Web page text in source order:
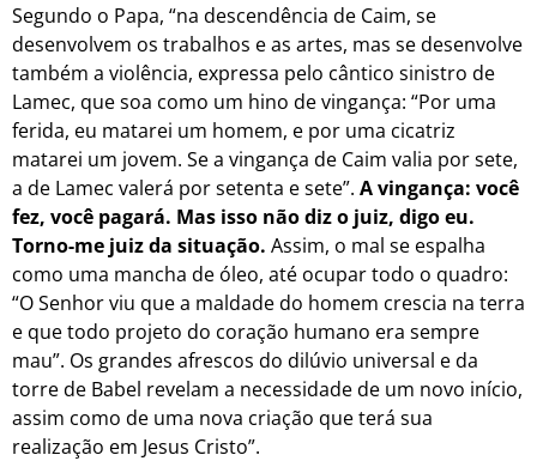
Segundo o Papa, “na descendência de Caim, se
desenvolvem os trabalhos e as artes, mas se desenvolve
também a violência, expressa pelo cântico sinistro de
Lamec, que soa como um hino de vingança: “Por uma
ferida, eu matarei um homem, e por uma cicatriz
matarei um jovem. Se a vingança de Caim valia por sete,
a de Lamec valerá por setenta e sete”. A vingança: você
fez, você pagará. Mas isso não diz o juiz, digo eu.
Torno-me juiz da situação. Assim, o mal se espalha
como uma mancha de óleo, até ocupar todo o quadro:
“O Senhor viu que a maldade do homem crescia na terra
e que todo projeto do coração humano era sempre
mau”. Os grandes afrescos do dilúvio universal e da
torre de Babel revelam a necessidade de um novo início,
assim como de uma nova criação que terá sua
realização em Jesus Cristo”.